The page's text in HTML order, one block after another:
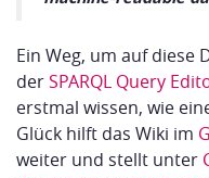
Ein Weg, um auf diese
derSPARQL Query
erstmal wissen, wie
Glück hilft das Wiki im
weiter und stellt unter